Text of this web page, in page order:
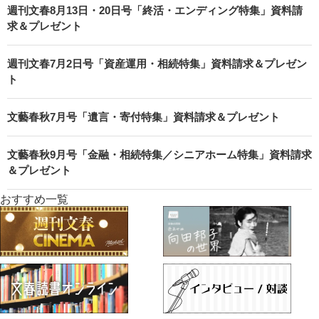
週刊文春8月13日・20日号「終活・エンディング特集」資料請
求＆プレゼント
週刊文春7月2日号「資産運用・相続特集」資料請求＆プレゼン
ト
文藝春秋7月号「遺言・寄付特集」資料請求＆プレゼント
文藝春秋9月号「金融・相続特集／シニアホーム特集」資料請求
＆プレゼント
おすすめ一覧